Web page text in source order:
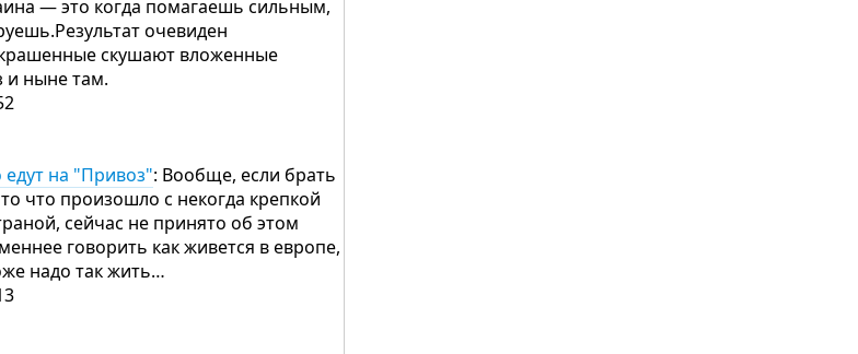
— это когда помагаешь сильным,
очевиден
скушают вложенные
и ныне там.
едут на "Привоз": Вообще, если брать
что произошло с некогда крепкой
сейчас не принято об этом
говорить как живется в европе,
надо так жить…